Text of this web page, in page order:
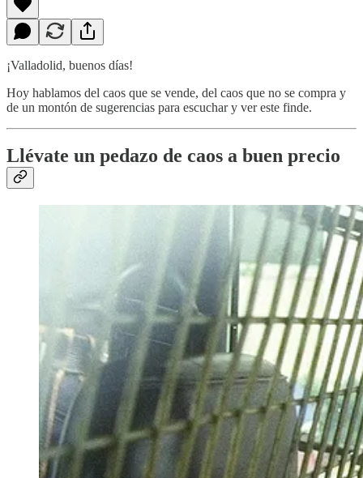
¡Valladolid, buenos días!
Hoy hablamos del caos que se vende, del caos que no se compra y
de un montón de sugerencias para escuchar y ver este finde.
Llévate un pedazo de caos a buen precio